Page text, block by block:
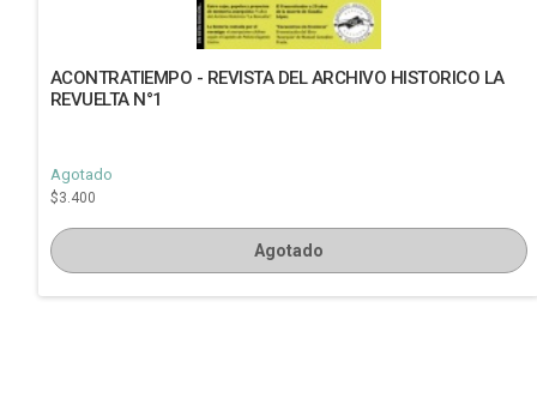
ACONTRATIEMPO - REVISTA DEL ARCHIVO HISTORICO LA
REVUELTA N°1
Agotado
$3.400
Agotado